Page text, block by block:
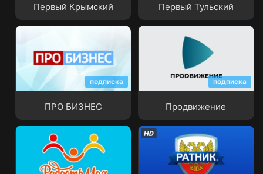
Первый Крымский Первый Тульский
подписка
ПРО БИЗНЕС
ПРО БИЗНЕС
подписка
Продвижение